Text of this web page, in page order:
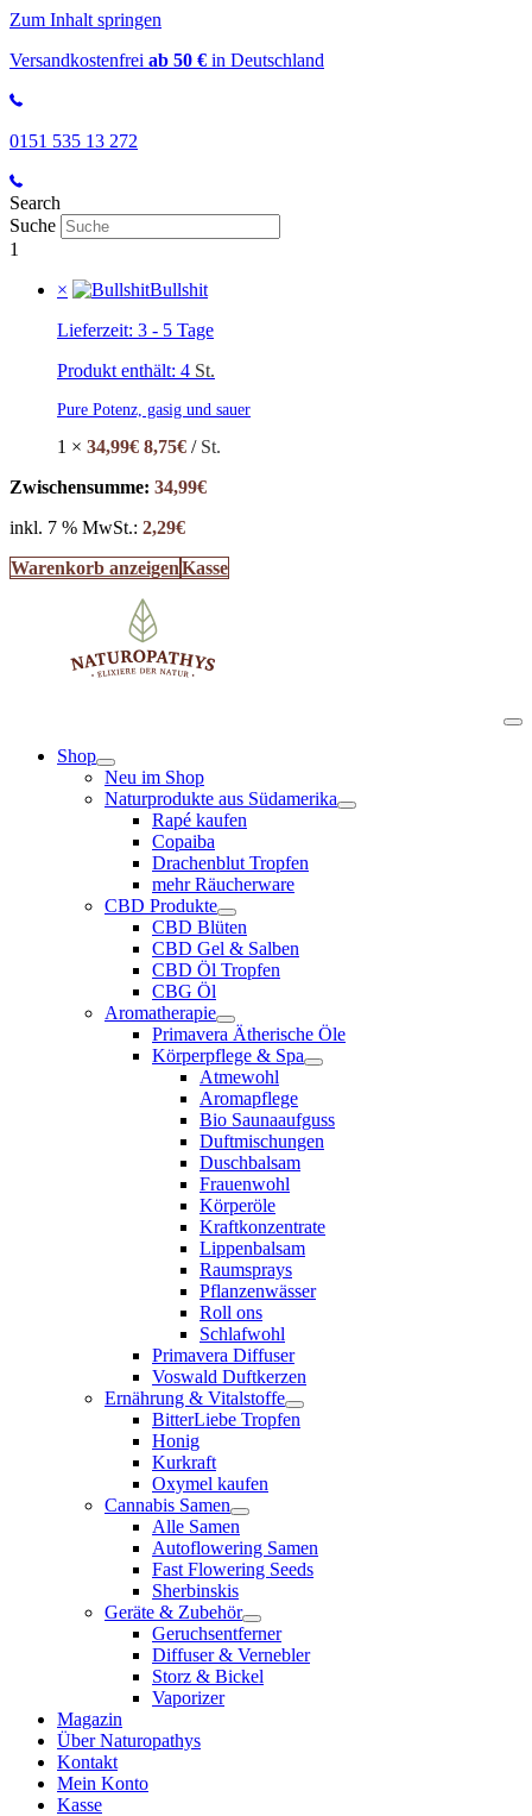
Zum Inhalt springen
Versandkostenfrei ab 50 € in Deutschland
0151 535 13 272
Search
Suche
1
×
Bullshit
Lieferzeit: 3 - 5 Tage
Produkt enthält: 4 St.
Pure Potenz, gasig und sauer
1 × 34,99€ 8,75€ / St.
Zwischensumme: 34,99€
inkl. 7 % MwSt.: 2,29€
Warenkorb anzeigenKasse
Shop
Neu im Shop
Naturprodukte aus Südamerika
Rapé kaufen
Copaiba
Drachenblut Tropfen
mehr Räucherware
CBD Produkte
CBD Blüten
CBD Gel & Salben
CBD Öl Tropfen
CBG Öl
Aromatherapie
Primavera Ätherische Öle
Körperpflege & Spa
Atmewohl
Aromapflege
Bio Saunaaufguss
Duftmischungen
Duschbalsam
Frauenwohl
Körperöle
Kraftkonzentrate
Lippenbalsam
Raumsprays
Pflanzenwässer
Roll ons
Schlafwohl
Primavera Diffuser
Voswald Duftkerzen
Ernährung & Vitalstoffe
BitterLiebe Tropfen
Honig
Kurkraft
Oxymel kaufen
Cannabis Samen
Alle Samen
Autoflowering Samen
Fast Flowering Seeds
Sherbinskis
Geräte & Zubehör
Geruchsentferner
Diffuser & Vernebler
Storz & Bickel
Vaporizer
Magazin
Über Naturopathys
Kontakt
Mein Konto
Kasse